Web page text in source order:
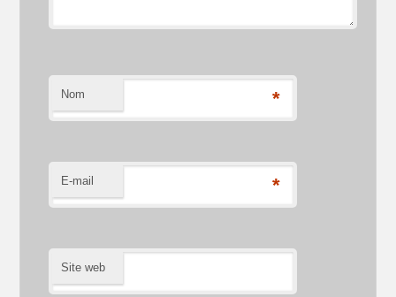
Nom *
E-mail *
Site web